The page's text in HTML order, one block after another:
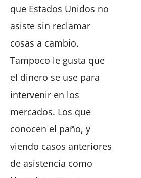
que Estados Unidos no
asiste sin reclamar
cosas a cambio.
Tampoco le gusta que
el dinero se use para
intervenir en los
mercados. Los que
conocen el paño, y
viendo casos anteriores
de asistencia como